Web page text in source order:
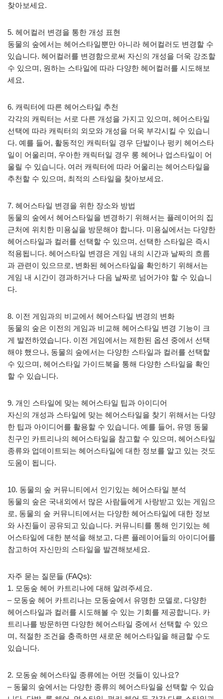
찾아보세요.
5. 헤어컬러 변경을 통한 개성 표현
동물의 숲에서는 헤어스타일뿐만 아니라 헤어컬러도 변경할 수
있습니다. 헤어컬러를 변경함으로써 자신의 개성을 더욱 강조할
수 있으며, 원하는 스타일에 따라 다양한 헤어컬러를 시도해보
세요.
6. 캐릭터에 따른 헤어스타일 추천
각각의 캐릭터는 서로 다른 개성을 가지고 있으며, 헤어스타일
선택에 따라 캐릭터의 외모와 개성을 더욱 부각시킬 수 있습니
다. 예를 들어, 활동적인 캐릭터일 경우 단발이나 펑키 헤어스타
일이 어울리며, 우아한 캐릭터일 경우 롱 헤어나 업스타일이 어
울릴 수 있습니다. 여러 캐릭터에 따라 어울리는 헤어스타일을
추천할 수 있으며, 최적의 스타일을 찾아보세요.
7. 헤어스타일 변경을 위한 장소와 방법
동물의 숲에서 헤어스타일을 변경하기 위해서는 플레이어의 집
근처에 위치한 미용실을 방문해야 합니다. 미용실에서는 다양한
헤어스타일과 컬러를 선택할 수 있으며, 선택한 스타일은 즉시
적용됩니다. 헤어스타일 변경은 게임 내의 시간과 날짜의 흐름
과 관련이 있으므로, 변화된 헤어스타일을 확인하기 위해서는
게임 내 시간이 경과하거나 다음 날짜로 넘어가야 할 수 있습니
다.
8. 이전 게임과의 비교에서 헤어스타일 변경의 변화
동물의 숲은 이전의 게임과 비교해 헤어스타일 변경 기능이 크
게 발전하였습니다. 이전 게임에서는 제한된 옵션 중에서 선택
해야 했으나, 동물의 숲에서는 다양한 스타일과 컬러를 선택할
수 있으며, 헤어스타일 가이드북을 통해 다양한 스타일을 확인
할 수 있습니다.
9. 개인 스타일에 맞는 헤어스타일 팁과 아이디어
자신의 개성과 스타일에 맞는 헤어스타일을 찾기 위해서는 다양
한 팁과 아이디어를 활용할 수 있습니다. 예를 들어, 유명 동물
친구인 카트리나의 헤어스타일을 참고할 수 있으며, 헤어스타일
종류와 업데이트되는 헤어스타일에 대한 정보를 알고 있는 것도
도움이 됩니다.
10. 동물의 숲 커뮤니티에서 인기있는 헤어스타일 분석
동물의 숲은 국내외에서 많은 사람들에게 사랑받고 있는 게임으
로, 동물의 숲 커뮤니티에서는 다양한 헤어스타일에 대한 정보
와 사진들이 공유되고 있습니다. 커뮤니티를 통해 인기있는 헤
어스타일에 대한 분석을 해보고, 다른 플레이어들의 아이디어를
참고하여 자신만의 스타일을 발견해보세요.
자주 묻는 질문들 (FAQs):
1. 모동숲 헤어 카트리나에 대해 알려주세요.
– 모동숲 헤어 카트리나는 모동숲에서 유명한 모델로, 다양한
헤어스타일과 컬러를 시도해볼 수 있는 기회를 제공합니다. 카
트리나를 방문하면 다양한 헤어스타일 중에서 선택할 수 있으
며, 적절한 조건을 충족하면 새로운 헤어스타일을 해금할 수도
있습니다.
2. 모동숲 헤어스타일 종류에는 어떤 것들이 있나요?
– 동물의 숲에서는 다양한 종류의 헤어스타일을 선택할 수 있습